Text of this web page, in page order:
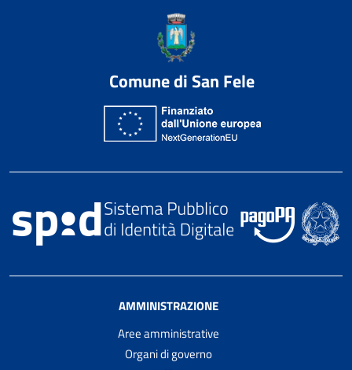
Comune di San Fele
AMMINISTRAZIONE
Aree amministrative
Organi di governo